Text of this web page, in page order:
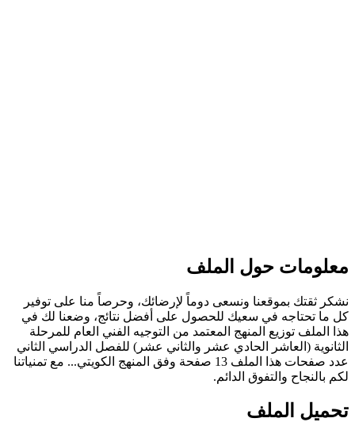
معلومات حول الملف
نشكر ثقتك بموقعنا ونسعى دوماً لإرضائك، وحرصاً منا على توفير
كل ما تحتاجه في سعيك للحصول على أفضل نتائج، وضعنا لك في
هذا الملف توزيع المنهج المعتمد من التوجيه الفني العام للمرحلة
الثانوية (العاشر الحادي عشر والثاني عشر) للفصل الدراسي الثاني
عدد صفحات هذا الملف 13 صفحة وفق المنهج الكويتي... مع تمنياتنا
لكم بالنجاح والتفوق الدائم.
تحميل الملف